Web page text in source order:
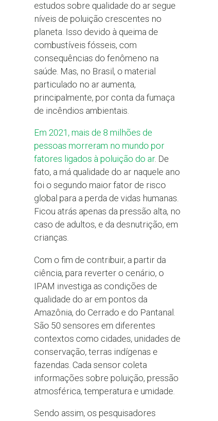
estudos sobre qualidade do ar segue
níveis de poluição crescentes no
planeta. Isso devido à queima de
combustíveis fósseis, com
consequências do fenômeno na
saúde. Mas, no Brasil, o material
particulado no ar aumenta,
principalmente, por conta da fumaça
de incêndios ambientais.
Em 2021, mais de 8 milhões de
pessoas morreram no mundo por
fatores ligados à poluição do ar. De
fato, a má qualidade do ar naquele ano
foi o segundo maior fator de risco
global para a perda de vidas humanas.
Ficou atrás apenas da pressão alta, no
caso de adultos, e da desnutrição, em
crianças.
Com o fim de contribuir, a partir da
ciência, para reverter o cenário, o
IPAM investiga as condições de
qualidade do ar em pontos da
Amazônia, do Cerrado e do Pantanal.
São 50 sensores em diferentes
contextos como cidades, unidades de
conservação, terras indígenas e
fazendas. Cada sensor coleta
informações sobre poluição, pressão
atmosférica, temperatura e umidade.
Sendo assim, os pesquisadores